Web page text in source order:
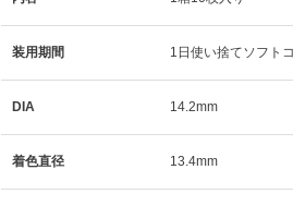
装用期間 1日使い捨てソフト
DIA 14.2mm
着色直径 13.4mm